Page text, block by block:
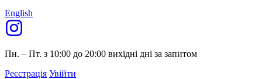
English
Пн. – Пт. з 10:00 до 20:00 вихідні дні за запитом
Реєстрація Увійти